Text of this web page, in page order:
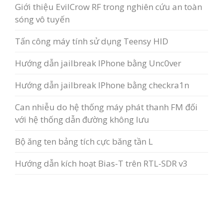
Giới thiệu EvilCrow RF trong nghiên cứu an toàn
sóng vô tuyến
Tấn công máy tính sử dụng Teensy HID
Hướng dẫn jailbreak IPhone bằng Unc0ver
Hướng dẫn jailbreak IPhone bằng checkra1n
Can nhiễu do hệ thống máy phát thanh FM đối
với hệ thống dẫn đường không lưu
Bộ ăng ten bảng tích cực băng tần L
Hướng dẫn kích hoạt Bias-T trên RTL-SDR v3